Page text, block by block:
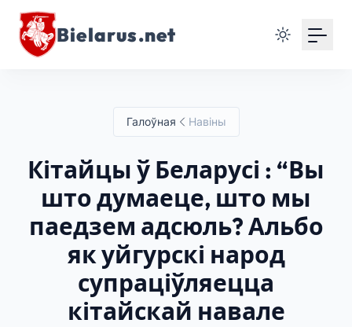
Bielarus.net
Галоўная Навіны
Кітайцы ў Беларусі : “Вы
што думаеце, што мы
паедзем адсюль? Альбо
як уйгурскі народ
супраціўляецца
кітайскай навале